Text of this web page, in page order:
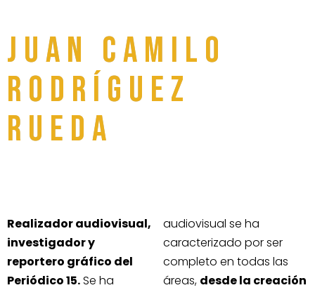
JUAN CAMILO
RODRÍGUEZ
RUEDA
Realizador audiovisual,
investigador y
reportero gráfico del
Periódico 15.Se ha
audiovisual se ha
caracterizado por ser
completo en todas las
áreas, desde la creación